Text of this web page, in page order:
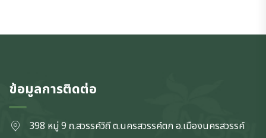
ข้อมูลการติดต่อ
398 หมู่ 9 ถ.สวรรค์วิถี ต.นครสวรรค์ตก อ.เมืองนครสวรรค์